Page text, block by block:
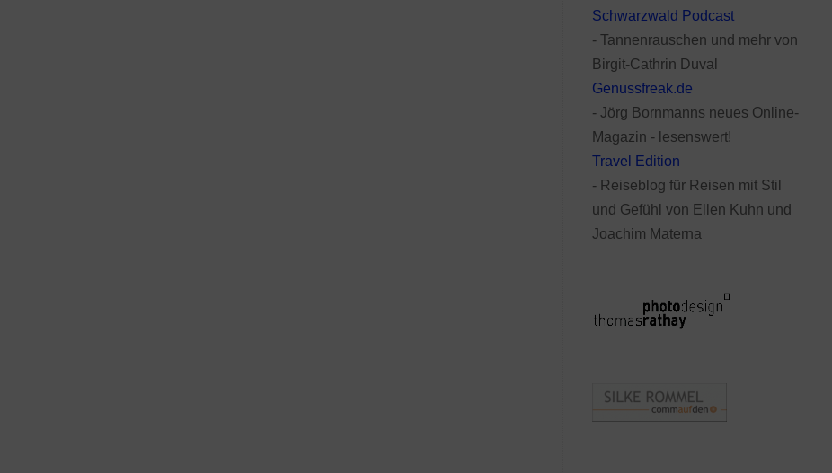
Schwarzwald Podcast
- Tannenrauschen und mehr von
Birgit-Cathrin Duval
Genussfreak.de
- Jörg Bornmanns neues Online-
Magazin - lesenswert!
Travel Edition
- Reiseblog für Reisen mit Stil
und Gefühl von Ellen Kuhn und
Joachim Materna